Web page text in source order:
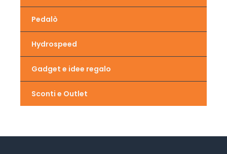
Pedalò
Hydrospeed
Gadget e idee regalo
Sconti e Outlet